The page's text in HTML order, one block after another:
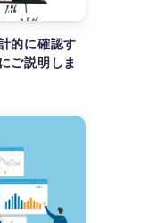
的に確認す
ご説明しま